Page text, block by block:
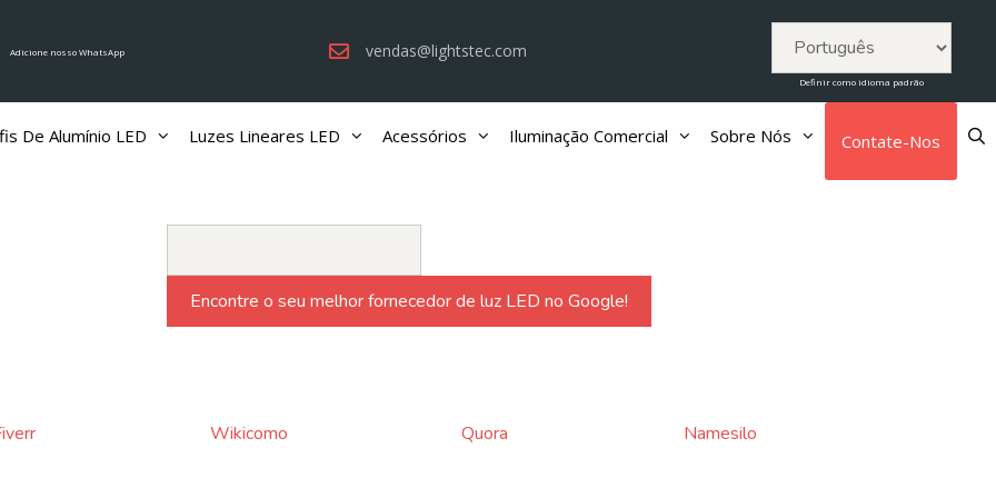
Adicione nosso WhatsApp vendas@lightstec.com
Definir como idioma padrão
De Alumínio LED Luzes Lineares LED Acessórios Iluminação Comercial Sobre Nós Contate-Nos
Wikicomo Quora Namesilo